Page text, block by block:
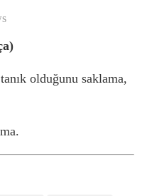
olduğunu saklama,